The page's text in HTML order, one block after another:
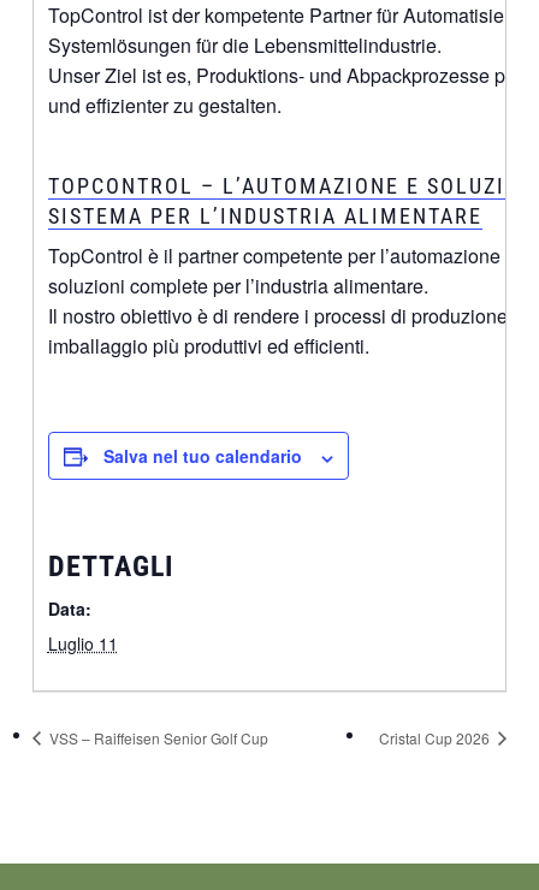
TopControl ist der kompetente Partner für
Systemlösungen für die Lebensmittelindustrie.
Unser Ziel ist es, Produktions- und Abpackprozesse
und effizienter zu gestalten.
TOPCONTROL – L’AUTOMAZIONE E
SISTEMA PER L’INDUSTRIA ALIMENTARE
TopControl è il partner competente per l’automazione e le
soluzioni complete per l’industria alimentare.
Il nostro obiettivo è di rendere i processi di produzione e
imballaggio più produttivi ed efficienti.
Salva nel tuo calendario
DETTAGLI
Data:
Luglio 11
VSS – Raiffeisen Senior Golf Cup Cristal Cup 2026